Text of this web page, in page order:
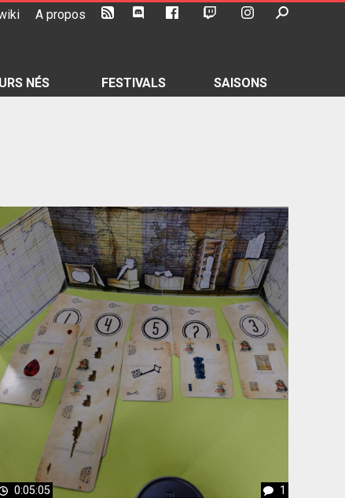
A propos
NÉS FESTIVALS SAISONS
0:05:05 1